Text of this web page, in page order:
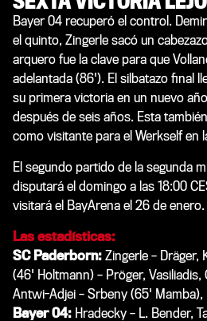
Bayer 04 recuperó el control.
el quinto, Zingerle sacó un
arquero fue la clave para que
adelantada (86'). El silbatazo final
su primera victoria en un nuevo
después de seis años. Esta
como visitante para el Werkself en
El segundo partido de la segunda
disputará el domingo a las 18:00
visitará el BayArena el 26 de enero.
Las estadísticas:
SC Paderborn: Zingerle – Dräger,
(46' Holtmann) – Pröger, Vasiliadis,
Antwi-Adjei – Srbeny (65' Mamba),
Bayer 04: Hradecky – L. Bender,